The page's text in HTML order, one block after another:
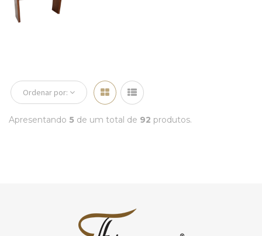
Ordenar por:
Apresentando 5 de um total de 92 produtos.